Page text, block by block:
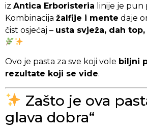
iz Antica Erboristeria linije je pun
Kombinacija žalfije i mente daje
čist osjećaj – usta svježa, dah
Ovo je pasta za sve koji vole biljni
rezultate koji se vide.
Zašto je ova
glava dobra“